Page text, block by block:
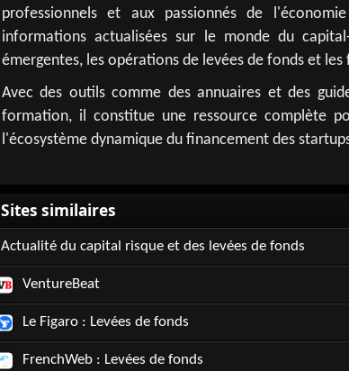
professionnels et aux passionnés de
informations actualisées sur le monde du
émergentes, les opérations de levées de fonds et
Avec des outils comme des annuaires et des
formation, il constitue une ressource complète
l'écosystème dynamique du financement des
Actualité du capital risque et des levées de fonds
VentureBeat
Le Figaro : Levées de fonds
FrenchWeb : Levées de fonds